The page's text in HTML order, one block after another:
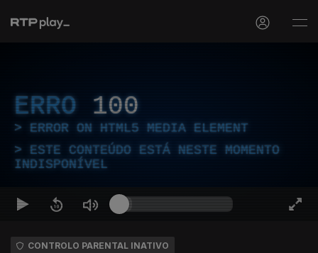
ERRO 100
ERROR ON HTML5 MEDIA ELEMENT
ESTE CONTEÚDO ESTÁ NESTE MOMENTO
INDISPONÍVEL
CONTROLO PARENTAL INATIVO